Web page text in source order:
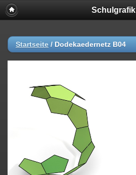
Schulgrafik
Startseite / Dodekaedernetz B04